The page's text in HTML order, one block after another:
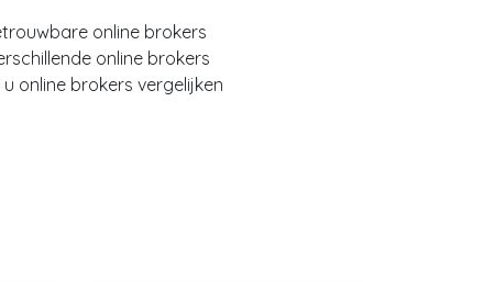
online brokers
online brokers
online brokers vergelijken